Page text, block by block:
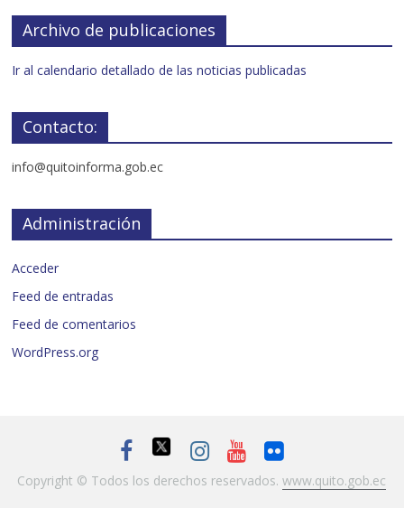
Archivo de publicaciones
Ir al calendario detallado de las noticias publicadas
Contacto:
info@quitoinforma.gob.ec
Administración
Acceder
Feed de entradas
Feed de comentarios
WordPress.org
Copyright © Todos los derechos reservados.www.quito.gob.ec